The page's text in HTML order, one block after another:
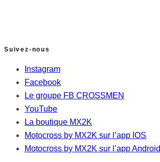
Suivez-nous
Instagram
Facebook
Le groupe FB CROSSMEN
YouTube
La boutique MX2K
Motocross by MX2K sur l’app IOS
Motocross by MX2K sur l’app Android